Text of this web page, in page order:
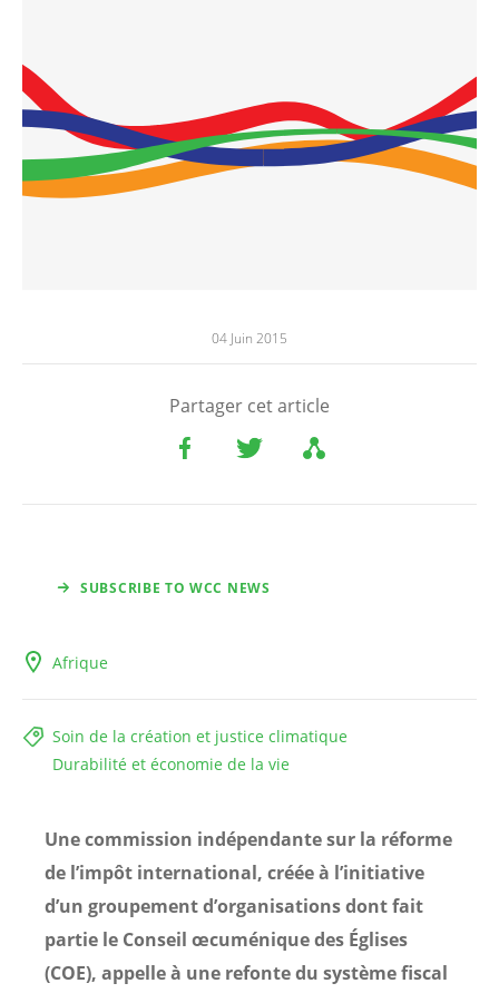
04 Juin 2015
Partager cet article
SUBSCRIBE TO WCC NEWS
Afrique
Soin de la création et justice climatique
Durabilité et économie de la vie
Une commission indépendante sur la réforme
de l’impôt international, créée à l’initiative
d’un groupement d’organisations dont fait
partie le Conseil œcuménique des Églises
(COE), appelle à une refonte du système fiscal